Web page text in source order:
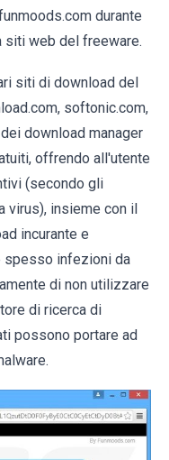
durante
siti web del freeware.
siti di download del
softonic.com,
download manager
offrendo all'utente
(secondo gli
virus), insieme con il
incurante e
spesso infezioni da
di non utilizzare
di ricerca di
possono portare ad